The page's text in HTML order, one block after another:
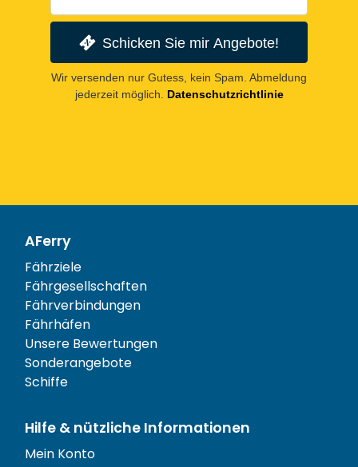
Schicken Sie mir Angebote!
Wir versenden nur Gutess, kein Spam. Abmeldung
jederzeit möglich.
Datenschutzrichtlinie
AFerry
Fährziele
Fährgesellschaften
Fährverbindungen
Fährhäfen
Unsere Bewertungen
Sonderangebote
Schiffe
Hilfe & nützliche Informationen
Mein Konto